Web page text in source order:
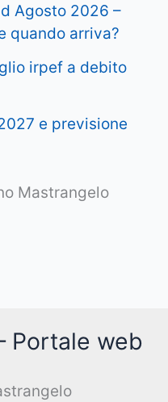
Agosto 2026 –
quando arriva?
irpef a debito
e previsione
Mastrangelo
Portale web